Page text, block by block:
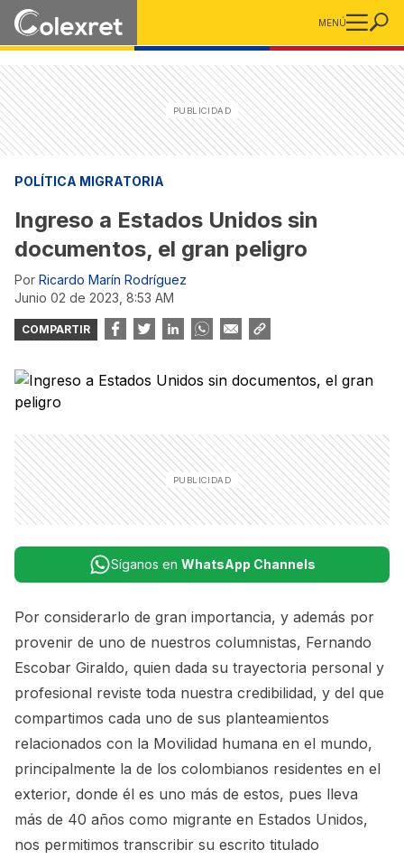
MENÚ
POLÍTICA MIGRATORIA
Ingreso a Estados Unidos sin
documentos, el gran peligro
Por Ricardo Marín Rodríguez
junio 02 de 2023, 8:53 AM
COMPARTIR
Síganos en WhatsApp Channels
Por considerarlo de gran importancia, y además por
provenir de uno de nuestros columnistas, Fernando
Escobar Giraldo, quien dada su trayectoria personal y
profesional reviste toda nuestra credibilidad, y del que
compartimos cada uno de sus planteamientos
relacionados con la Movilidad humana en el mundo,
principalmente la de los colombianos residentes en el
exterior, donde él es uno más de estos, pues lleva
más de 40 años como migrante en Estados Unidos,
nos permitimos transcribir su escrito titulado